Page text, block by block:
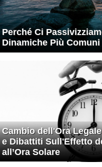
Perché Ci
Dinamiche Più Comuni
Cambio dell'Ora
e Dibattiti Sull'Effetto
all’Ora Solare